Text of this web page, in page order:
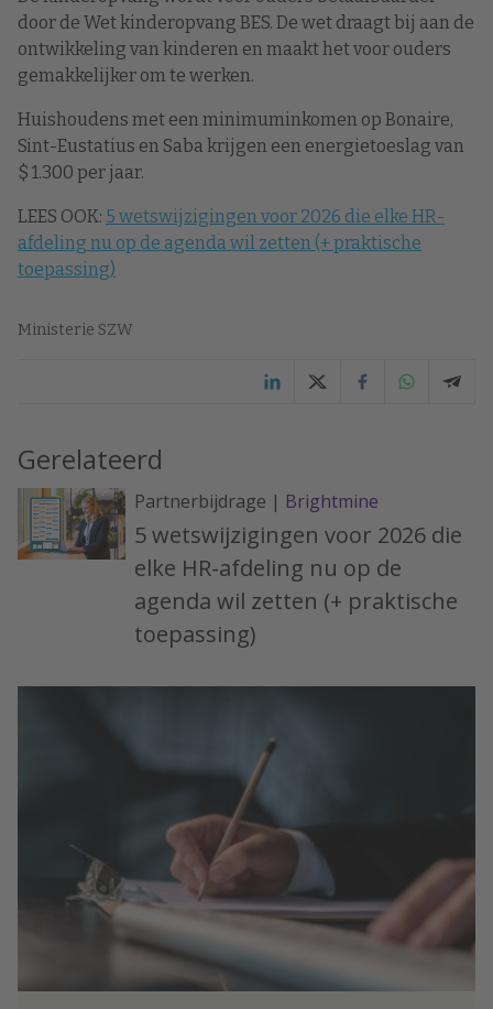
door de Wet kinderopvang BES. De wet draagt bij aan de
ontwikkeling van kinderen en maakt het voor ouders
gemakkelijker om te werken.
Huishoudens met een minimuminkomen op Bonaire,
Sint-Eustatius en Saba krijgen een energietoeslag van
$ 1.300 per jaar.
LEES OOK: 5 wetswijzigingen voor 2026 die elke HR-
afdeling nu op de agenda wil zetten (+ praktische
toepassing)
Ministerie SZW
Gerelateerd
Partnerbijdrage | Brightmine
5 wetswijzigingen voor 2026 die
elke HR-afdeling nu op de
agenda wil zetten (+ praktische
toepassing)